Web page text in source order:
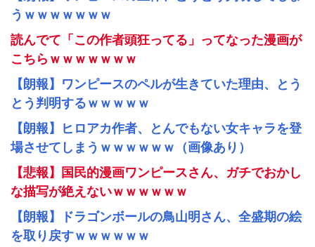
うｗｗｗｗｗｗｗ
読んでて「この作者頭狂ってる」ってなった漫画が
こちらｗｗｗｗｗｗｗ
【朗報】ワンピースのペルが生きていた理由、とう
とう判明するｗｗｗｗｗ
【朗報】ヒロアカ作者、とんでもない女キャラを登
場させてしまうｗｗｗｗｗｗ（画像あり）
【悲報】国民的漫画ワンピースさん、ガチでおかし
な描写が絶えないｗｗｗｗｗｗ
【朗報】ドラゴンボールの鳥山明さん、全盛期の絵
を取り戻すｗｗｗｗｗｗ